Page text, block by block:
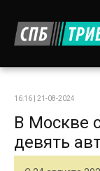
16:16 | 21-08-2024
В Москве
девять